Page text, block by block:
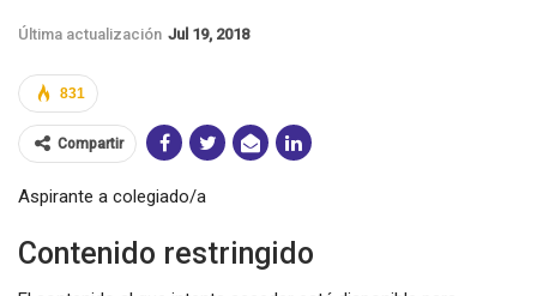
Última actualización Jul 19, 2018
831
Compartir
Aspirante a colegiado/a
Contenido restringido